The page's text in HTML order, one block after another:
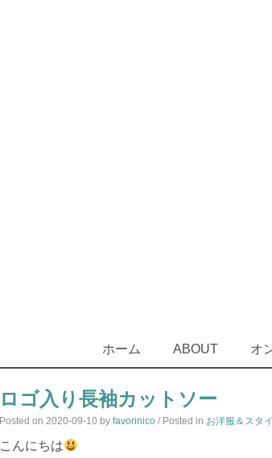
ホーム ABOUT オ
ロゴ入り長袖カットソー
Posted on 2020-09-10 by favorinico / Posted in お洋服＆スタ
こんにちは